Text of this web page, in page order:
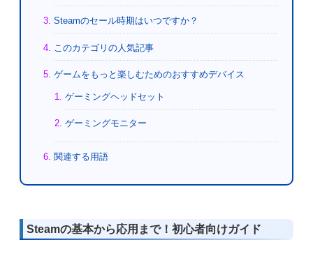
Steamのセール時期はいつですか？
このカテゴリの人気記事
ゲームをもっと楽しむためのおすすめデバイス
ゲーミングヘッドセット
ゲーミングモニター
関連する用語
Steamの基本から応用まで！初心者向けガイド